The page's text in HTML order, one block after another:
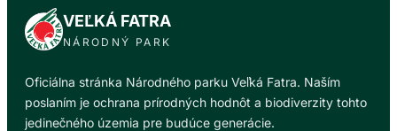
VEĽKÁ FATRA
NÁRODNÝ PARK
Oficiálna stránka Národného parku Veľká Fatra. Naším
poslaním je ochrana prírodných hodnôt a biodiverzity tohto
jedinečného územia pre budúce generácie.